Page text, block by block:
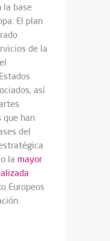
la base
El plan
de la
así
que han
del
la mayor
Europeos